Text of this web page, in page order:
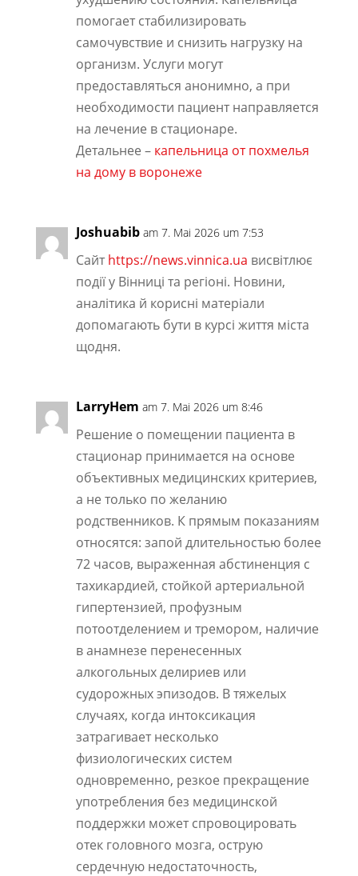
помогает стабилизировать
самочувствие и снизить нагрузку на
организм. Услуги могут
предоставляться анонимно, а при
необходимости пациент направляется
на лечение в стационаре.
Детальнее – капельница от похмелья
на дому в воронеже
Joshuabib am 7. Mai 2026 um 7:53
Сайтhttps://news.vinnica.ua висвітлює
події у Вінниці та регіоні. Новини,
аналітика й корисні матеріали
допомагають бути в курсі життя міста
щодня.
LarryHem am 7. Mai 2026 um 8:46
Решение о помещении пациента в
стационар принимается на основе
объективных медицинских критериев,
а не только по желанию
родственников. К прямым показаниям
относятся: запой длительностью более
72 часов, выраженная абстиненция с
тахикардией, стойкой артериальной
гипертензией, профузным
потоотделением и тремором, наличие
в анамнезе перенесенных
алкогольных делириев или
судорожных эпизодов. В тяжелых
случаях, когда интоксикация
затрагивает несколько
физиологических систем
одновременно, резкое прекращение
употребления без медицинской
поддержки может спровоцировать
отек головного мозга, острую
сердечную недостаточность,